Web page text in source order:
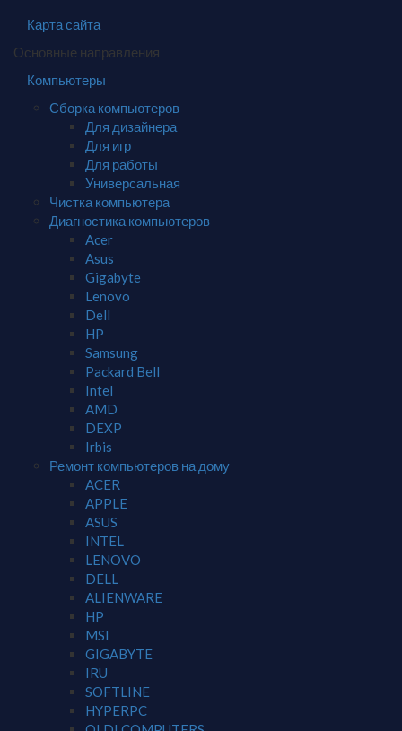
Карта сайта
Основные направления
Компьютеры
Сборка компьютеров
Для дизайнера
Для игр
Для работы
Универсальная
Чистка компьютера
Диагностика компьютеров
Acer
Asus
Gigabyte
Lenovo
Dell
HP
Samsung
Packard Bell
Intel
AMD
DEXP
Irbis
Ремонт компьютеров на дому
ACER
APPLE
ASUS
INTEL
LENOVO
DELL
ALIENWARE
HP
MSI
GIGABYTE
IRU
SOFTLINE
HYPERPC